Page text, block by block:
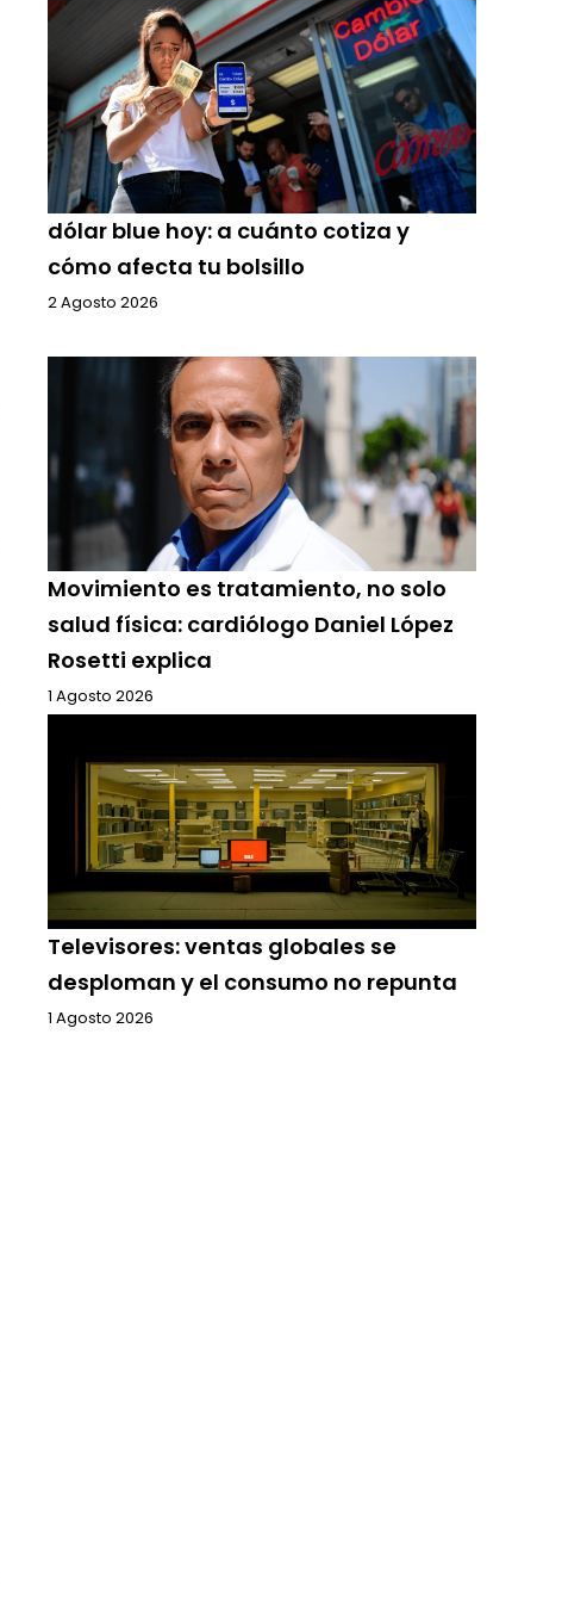
dólar blue hoy: a cuánto cotiza y
cómo afecta tu bolsillo
2 Agosto 2026
Movimiento es tratamiento, no solo
salud física: cardiólogo Daniel López
Rosetti explica
1 Agosto 2026
Televisores: ventas globales se
desploman y el consumo no repunta
1 Agosto 2026